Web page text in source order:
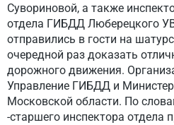
Сувориновой, а также
отдела ГИБДД Люберецкого
отправились в гости на
очередной раз доказать
дорожного движения.
Управление ГИБДД и
Московской области. По
-старшего инспектора